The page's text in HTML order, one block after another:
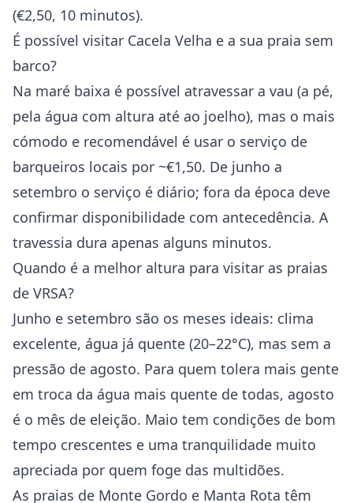
(€2,50, 10 minutos).
É possível visitar Cacela Velha e a sua praia sem
barco?
Na maré baixa é possível atravessar a vau (a pé,
pela água com altura até ao joelho), mas o mais
cómodo e recomendável é usar o serviço de
barqueiros locais por ~€1,50. De junho a
setembro o serviço é diário; fora da época deve
confirmar disponibilidade com antecedência. A
travessia dura apenas alguns minutos.
Quando é a melhor altura para visitar as praias
de VRSA?
Junho e setembro são os meses ideais: clima
excelente, água já quente (20–22°C), mas sem a
pressão de agosto. Para quem tolera mais gente
em troca da água mais quente de todas, agosto
é o mês de eleição. Maio tem condições de bom
tempo crescentes e uma tranquilidade muito
apreciada por quem foge das multidões.
As praias de Monte Gordo e Manta Rota têm